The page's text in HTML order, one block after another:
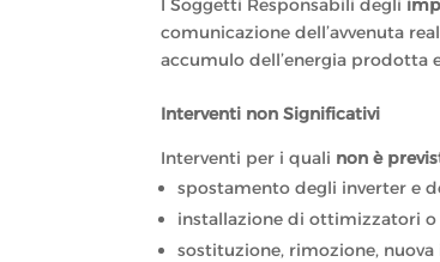
I Soggetti Responsabili degli
comunicazione dell’avvenuta
accumulo dell’energia
Interventi non Significativi
Interventi per i quali non è
spostamento degli inverter e
installazione di ottimizzatori
sostituzione, rimozione,